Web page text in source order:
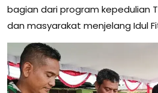
bagian dari program kepedulian
dan masyarakat menjelang Idul